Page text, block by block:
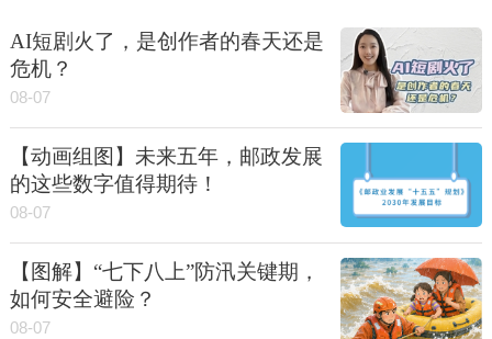
AI短剧火了，是创作者的春天还是
危机？
08-07
【动画组图】未来五年，邮政发展
的这些数字值得期待！
08-07
【图解】“七下八上”防汛关键期，
如何安全避险？
08-07